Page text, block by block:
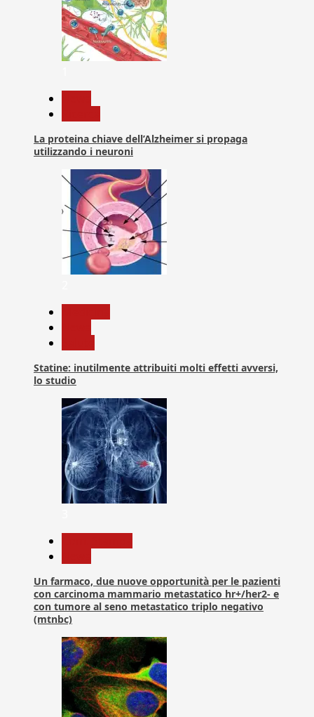
La proteina chiave dell’Alzheimer si propaga
utilizzando i neuroni
Statine: inutilmente attribuiti molti effetti avversi,
lo studio
Un farmaco, due nuove opportunità per le pazienti
con carcinoma mammario metastatico hr+/her2- e
con tumore al seno metastatico triplo negativo
(mtnbc)